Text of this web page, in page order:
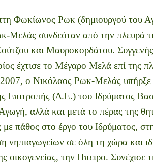
Φωκίωνος Ρωκ (δημιουργού του
Μελάς συνδεόταν από την πλευρά
και Μαυροκορδάτου.
έχτισε το Μέγαρο Μελά επί της
ο Νικόλαος Ρωκ-Μελάς υπήρξε
Επιτροπής (Δ.Ε.) του Ιδρύματος
αλλά και μετά το πέρας της
πάθος στο έργο του Ιδρύματος,
νηπιαγωγείων σε όλη τη χώρα και
οικογενείας, την Ηπειρο. Συνέχισε